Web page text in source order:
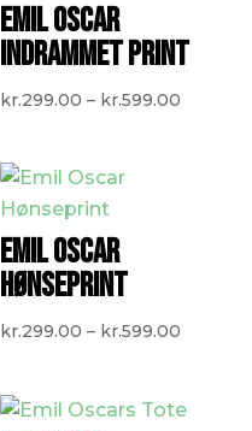
EMIL OSCAR
INDRAMMET PRINT
kr.299.00 – kr.599.00
EMIL OSCAR
HØNSEPRINT
kr.299.00 – kr.599.00